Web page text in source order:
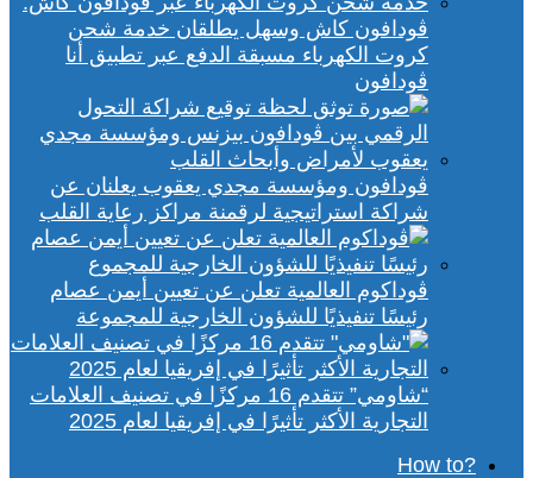
ڤودافون كاش وسهل يطلقان خدمة شحن
كروت الكهرباء مسبقة الدفع عبر تطبيق أنا
ڤودافون
ڤودافون ومؤسسة مجدي يعقوب يعلنان عن
شراكة استراتيجية لرقمنة مراكز رعاية القلب
ڤوداكوم العالمية تعلن عن تعيين أيمن عصام
رئيسًا تنفيذيًا للشؤون الخارجية للمجموعة
“شاومي” تتقدم 16 مركزًا في تصنيف العلامات
التجارية الأكثر تأثيرًا في إفريقيا لعام 2025
?How to